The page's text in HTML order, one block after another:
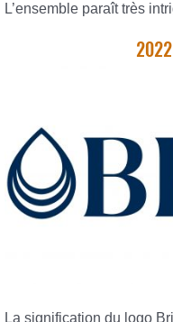
L’ensemble paraît très
La signification du logo